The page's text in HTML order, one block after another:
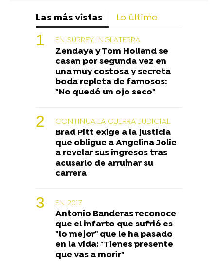
Las más vistas Lo último
EN SURREY, INGLATERRA
Zendaya y Tom Holland se
casan por segunda vez en
una muy costosa y secreta
boda repleta de famosos:
"No quedó un ojo seco"
CONTINUA LA GUERRA JUDICIAL
Brad Pitt exige a la justicia
que obligue a Angelina Jolie
a revelar sus ingresos tras
acusarlo de arruinar su
carrera
EN 2017
Antonio Banderas reconoce
que el infarto que sufrió es
"lo mejor" que le ha pasado
en la vida: "Tienes presente
que vas a morir"